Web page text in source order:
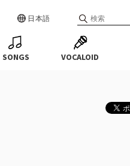
日本語
SONGS VOCALOID